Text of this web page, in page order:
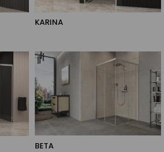
KARINA
BETA